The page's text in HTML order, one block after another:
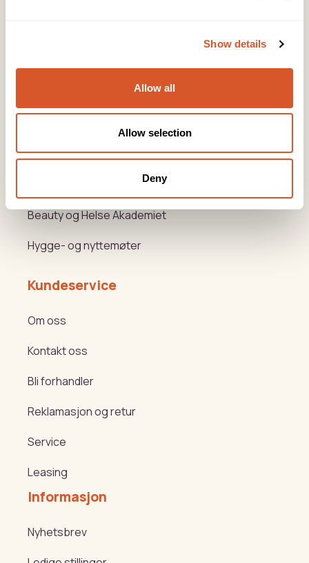
Show details
Allow all
Allow selection
Deny
Kurs
Beauty og Helse Akademiet
Hygge- og nyttemøter
Kundeservice
Om oss
Kontakt oss
Bli forhandler
Reklamasjon og retur
Service
Leasing
Informasjon
Nyhetsbrev